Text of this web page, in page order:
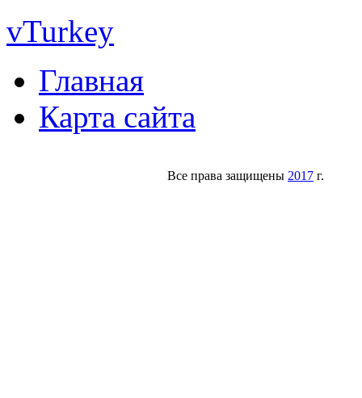
vTurkey
Главная
Карта сайта
Все права защищены 2017 г.